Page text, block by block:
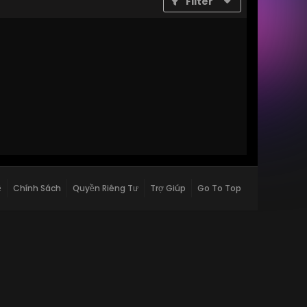
Chính Sách Quyền Riêng Tư Trợ Giúp Go To Top